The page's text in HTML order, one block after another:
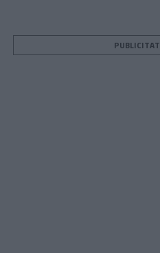
PUBLICITAT